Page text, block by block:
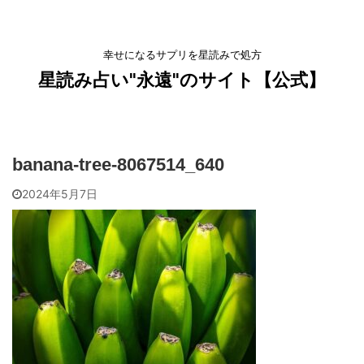
幸せになるサプリを星読みで処方
星読み占い"永遠"のサイト【公式】
banana-tree-8067514_640
2024年5月7日